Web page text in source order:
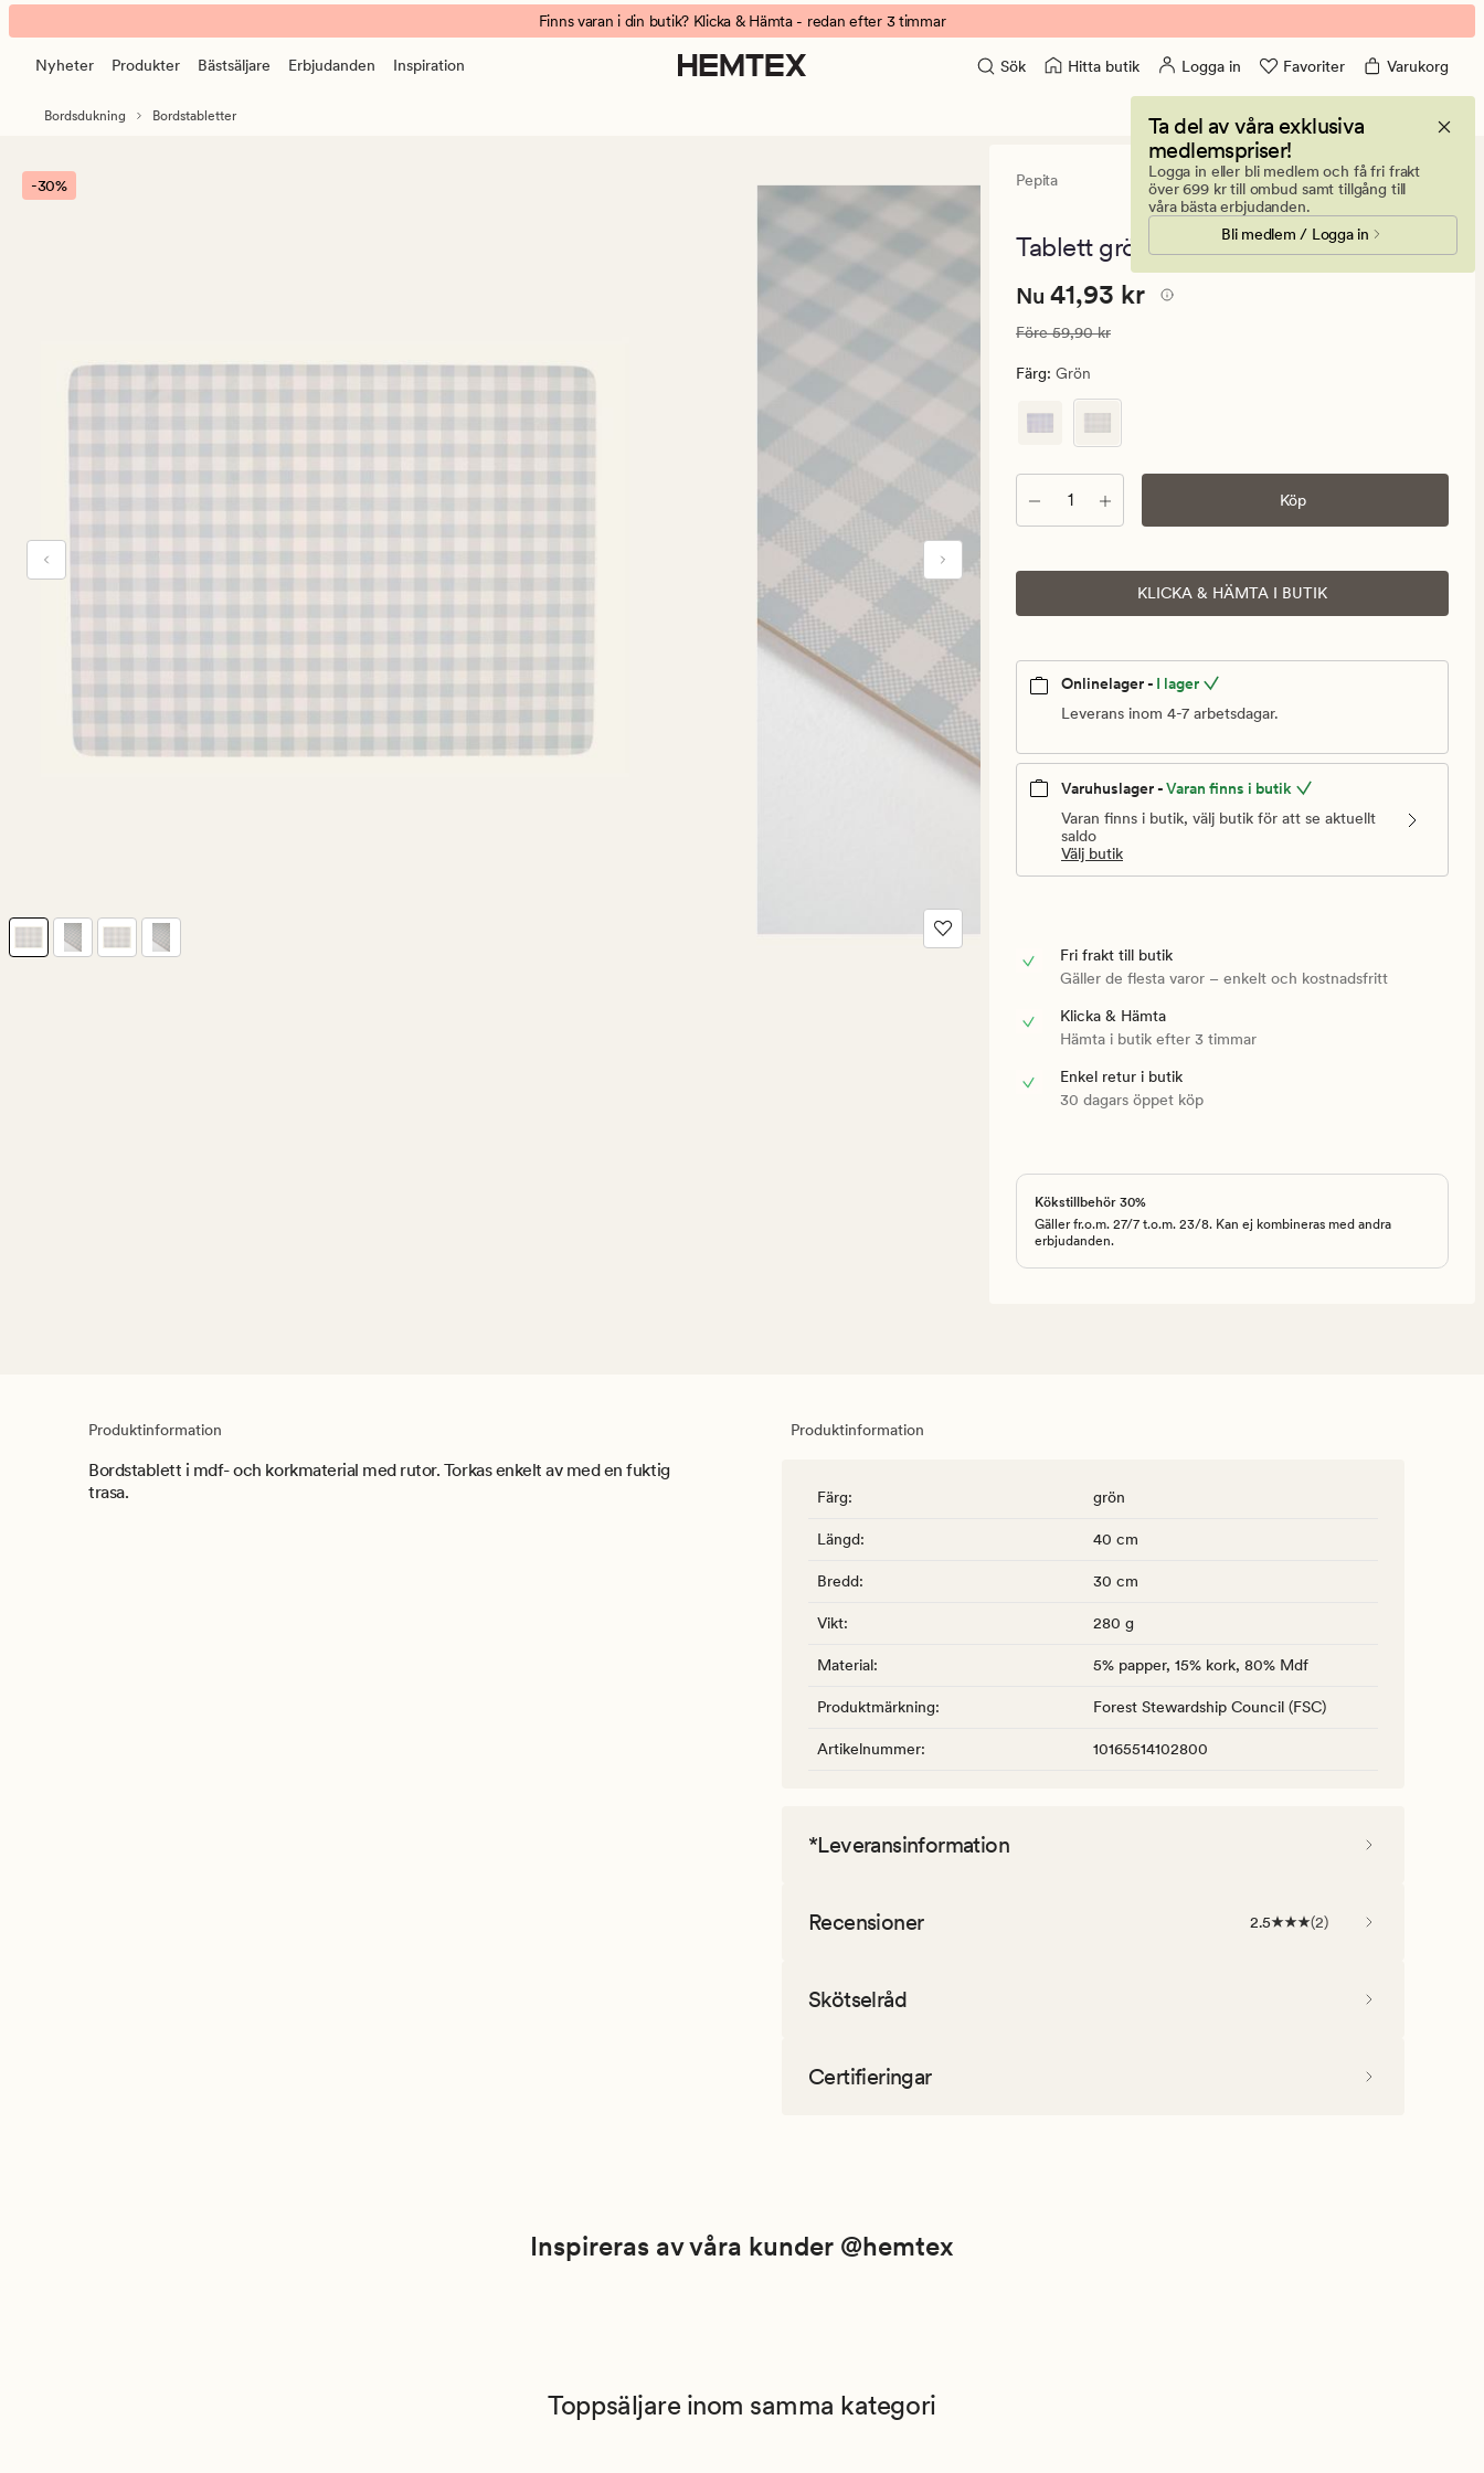
Pepita
tablett
banner.
Klicka
ESCAPE
att
pausa.
Finns varan i din butik? Klicka & Hämta - redan efter 3 timmar
Nyheter Produkter Bästsäljare Erbjudanden Inspiration Sök Hitta butik Logga in Favoriter Varukorg
Ta del av våra exklusiva
medlemspriser!
Logga in eller bli medlem och få fri frakt
över 699 kr till ombud samt tillgång till
våra bästa erbjudanden.
Bli medlem / Logga in
Bordsdukning Bordstabletter
-30% Pepita
2
med
betyg
2.5
Tablett grön - 40x30 cm
Nuvarande
41,93
kr.
pris
kr
Nuvarande pris
Nu 41,93 kr
Ordinarie pris
Före59,90 kr
Färg: Grön
Antal Köp
KLICKA & HÄMTA I BUTIK
Onlinelager - I lager
Leverans inom 4-7 arbetsdagar.
Varuhuslager -Varan finns i butik
Varan finns i butik, välj butik för att se aktuellt
saldo
Välj butik
Fri frakt till butik
Gäller de flesta varor – enkelt och kostnadsfritt
Klicka & Hämta
Hämta i butik efter 3 timmar
Enkel retur i butik
30 dagars öppet köp
Kökstillbehör 30%
Gäller fr.o.m. 27/7 t.o.m. 23/8. Kan ej kombineras med andra
erbjudanden.
Produktinformation
Bordstablett i mdf- och korkmaterial med rutor. Torkas enkelt av med en fuktig
trasa.
Produktinformation
Färg: grön
Längd: 40 cm
Bredd: 30 cm
Vikt: 280 g
Material: 5% papper, 15% kork, 80% Mdf
Produktmärkning: Forest Stewardship Council (FSC)
Artikelnummer: 10165514102800
*Leveransinformation
Recensioner 2.5 (2)
Skötselråd
Certifieringar
Inspireras av våra kunder @hemtex
Toppsäljare inom samma kategori